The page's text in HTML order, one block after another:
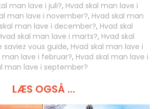
man lave i juli?, Hvad skal man lave i
man lave i november?, Hvad skal man
man lave i december?, Hvad skal
skal man lave i marts?, Hvad skal
saviez vous guide, Hvad skal man lave i
man lave i februar?, Hvad skal man lave i
man lave i september?
LÆS OGSÅ ...